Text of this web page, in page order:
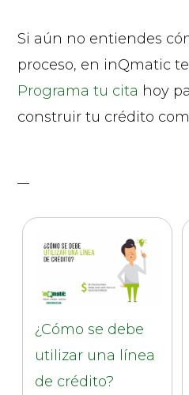
Si aún no entiendes
proceso, en inQmatic
Programa tu cita hoy
construir tu crédito
¿Cómo se debe
utilizar una línea
de crédito?